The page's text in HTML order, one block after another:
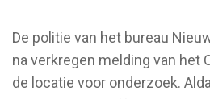
De politie van het bureau
na verkregen melding van het
de locatie voor onderzoek.